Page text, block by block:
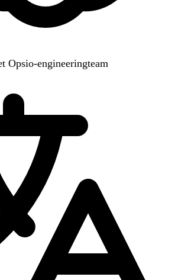
Opsio-engineeringteam